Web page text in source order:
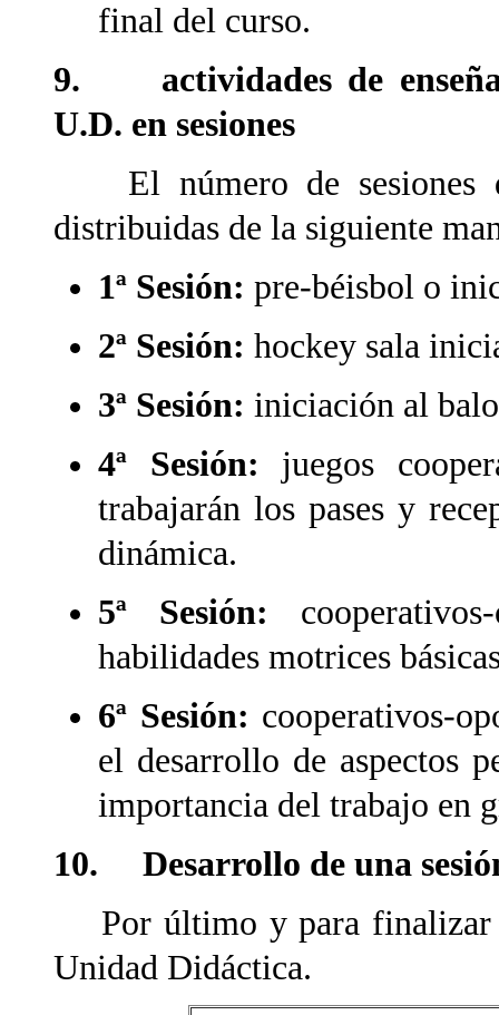
final del curso.
9. actividades de
U.D. en sesiones
El número de sesiones
distribuidas de la siguiente
1ª Sesión: pre-béisbol o
2ª Sesión: hockey sala
3ª Sesión: iniciación al
4ª Sesión: juegos
trabajarán los pases y
dinámica.
5ª Sesión:
habilidades motrices
6ª Sesión: cooperativos-
el desarrollo de aspectos
importancia del trabajo en
10. Desarrollo de una
Por último y para finalizar
Unidad Didáctica.